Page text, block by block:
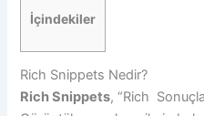
İçindekiler
Rich Snippets Nedir?
Rich Snippets, “Rich